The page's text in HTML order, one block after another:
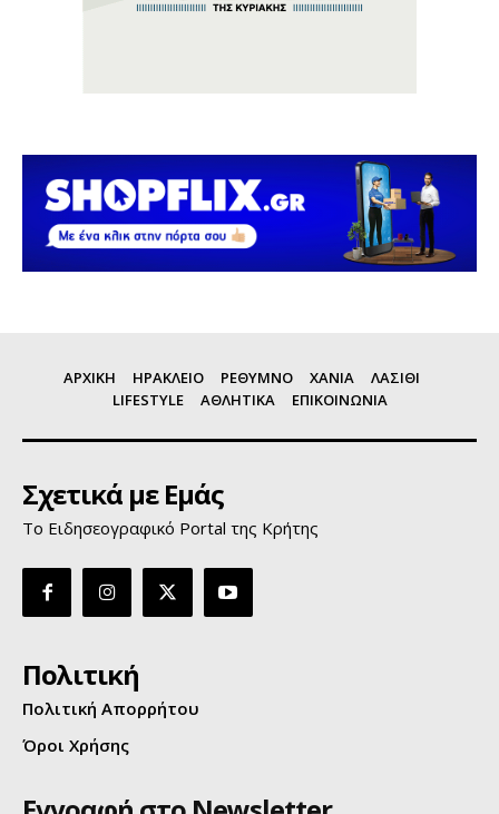
ΑΡΧΙΚΗ ΗΡΑΚΛΕΙΟ ΡΕΘΥΜΝΟ ΧΑΝΙΑ
ΛΑΣΙΘΙ
LIFESTYLE
ΑΘΛΗΤΙΚΑ ΕΠΙΚΟΙΝΩΝΙΑ
Σχετικά με Εμάς
Το Ειδησεογραφικό Portal της Κρήτης
Πολιτική
Πολιτική Απορρήτου
Όροι Χρήσης